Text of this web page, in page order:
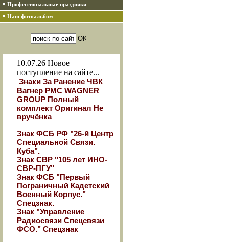
Профессиональные праздники
Наш фотоальбом
10.07.26 Новое
поступление на сайте...
Знаки За Ранение ЧВК
Вагнер РМС WAGNER
GROUP Полный
комплект Оригинал Не
вручёнка
Знак ФСБ РФ "26-й Центр
Специальной Связи.
Куба".
Знак СВР "105 лет ИНО-
СВР-ПГУ"
Знак ФСБ "Первый
Пограничный Кадетский
Военный Корпус."
Спецзнак.
Знак "Управление
Радиосвязи Спецсвязи
ФСО." Спецзнак